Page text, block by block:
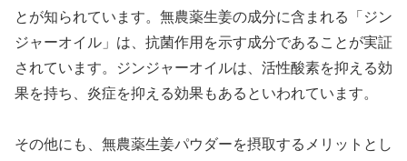
とが知られています。無農薬生姜の成分に含まれる「ジン
ジャーオイル」は、抗菌作用を示す成分であることが実証
されています。ジンジャーオイルは、活性酸素を抑える効
果を持ち、炎症を抑える効果もあるといわれています。
その他にも、無農薬生姜パウダーを摂取するメリットとし